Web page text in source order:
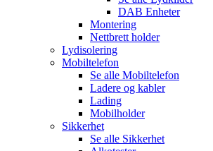
DAB Enheter
Montering
Nettbrett holder
Lydisolering
Mobiltelefon
Se alle Mobiltelefon
Ladere og kabler
Lading
Mobilholder
Sikkerhet
Se alle Sikkerhet